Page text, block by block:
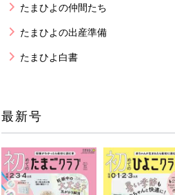
たまひよの仲間たち
たまひよの出産準備
たまひよ白書
最新号